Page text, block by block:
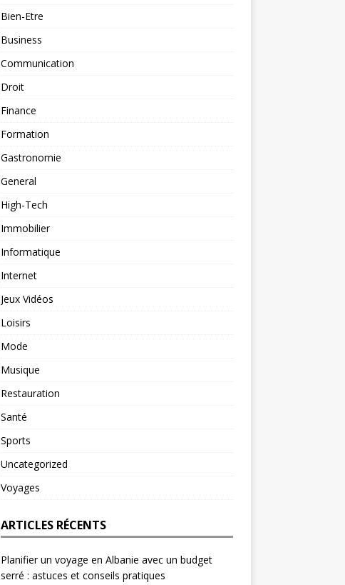
Bien-Etre
Business
Communication
Droit
Finance
Formation
Gastronomie
General
High-Tech
Immobilier
Informatique
Internet
Jeux Vidéos
Loisirs
Mode
Musique
Restauration
Santé
Sports
Uncategorized
Voyages
ARTICLES RÉCENTS
Planifier un voyage en Albanie avec un budget
serré : astuces et conseils pratiques